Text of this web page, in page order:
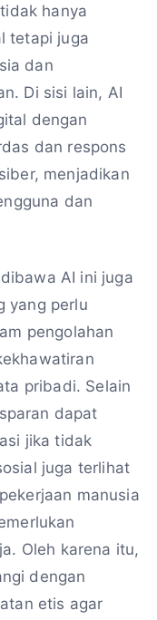
hanya
tetapi juga
dan
Di sisi lain, AI
dengan
dan respons
menjadikan
dan
AI ini juga
yang perlu
pengolahan
pribadi. Selain
dapat
jika tidak
juga terlihat
manusia
Oleh karena itu,
dengan
etis agar